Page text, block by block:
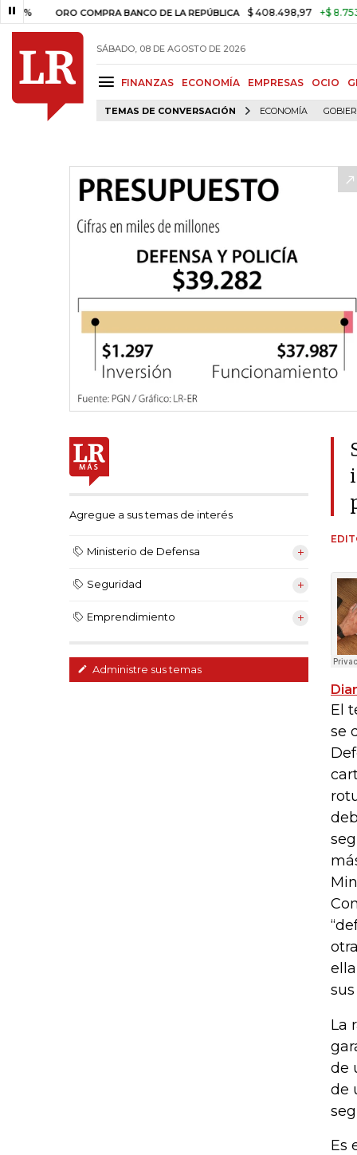
ORO COMPRA BANCO DE LA REPÚBLICA $ 408.498,97 +$ 8.753,81
SÁBADO, 08 DE AGOSTO DE 2026
FINANZAS ECONOMÍA EMPRESAS OCIO
TEMAS DE CONVERSACIÓN ECONOMÍA
Agregue a sus temas de interés
Ministerio de Defensa
Seguridad
Emprendimiento
Administre sus temas
El
se
La
de
de
Es